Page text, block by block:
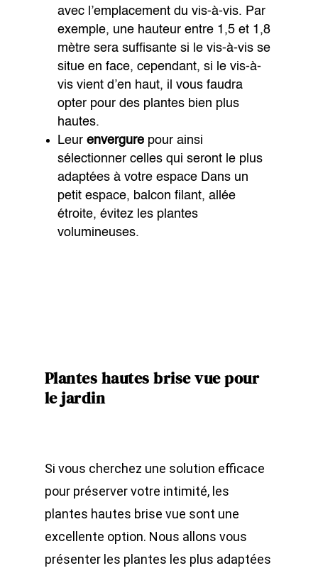
avec l’emplacement du vis-à-vis. Par
exemple, une hauteur entre 1,5 et 1,8
mètre sera suffisante si le vis-à-vis se
situe en face, cependant, si le vis-à-
vis vient d’en haut, il vous faudra
opter pour des plantes bien plus
hautes.
Leur envergurepour ainsi
sélectionner celles qui seront le plus
adaptées à votre espace Dans un
petit espace, balcon filant, allée
étroite, évitez les plantes
volumineuses.
Plantes hautes brise vue pour
le jardin
Si vous cherchez une solution efficace
pour préserver votre intimité, les
plantes hautes brise vue sont une
excellente option. Nous allons vous
présenter les plantes les plus adaptées